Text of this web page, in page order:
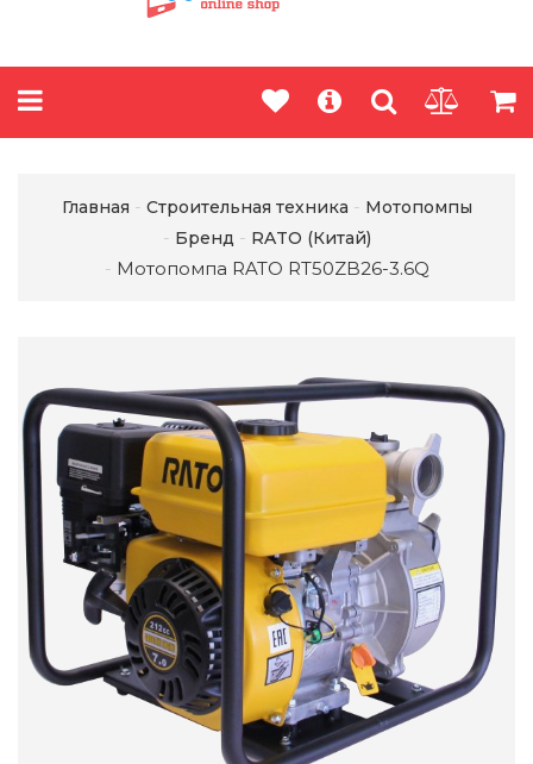
Главная Строительная техника
Мотопомпы
Бренд
RATO (Китай)
Мотопомпа RATO RT50ZB26-3.6Q